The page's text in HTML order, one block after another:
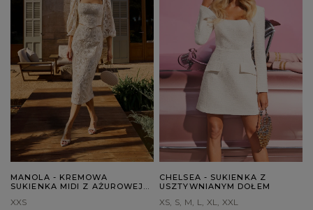
MANOLA - KREMOWA
SUKIENKA MIDI Z AŻUROWEJ
XXS
CHELSEA - SUKIENKA Z
USZTYWNIANYM DOŁEM
XS S M L XL
XXL